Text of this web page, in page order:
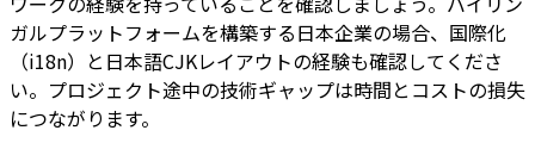
ガルプラットフォームを構築する日本企業の場合、国際化
（i18n）と日本語CJKレイアウトの経験も確認してくださ
い。プロジェクト途中の技術ギャップは時間とコストの損失
につながります。